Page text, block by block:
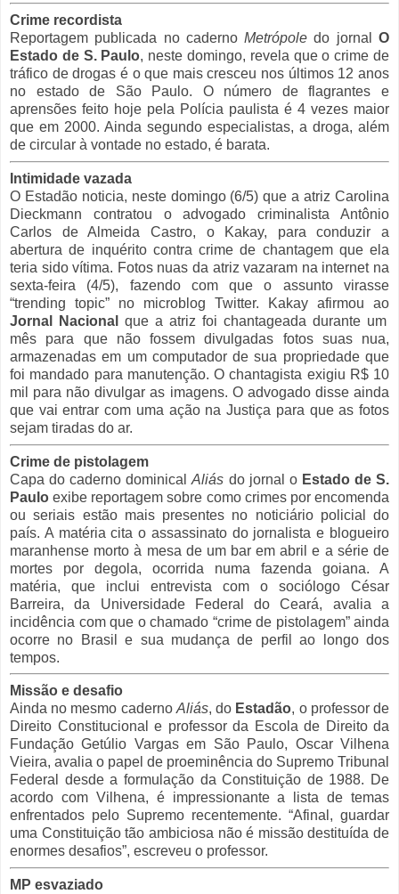
Crime recordista
Reportagem publicada no cadernoMetrópole do jornalO
Estado de S. Paulo, neste domingo, revela que o crime de
tráfico de drogas é o que mais cresceu nos últimos 12 anos
no estado de São Paulo. O número de flagrantes e
aprensões feito hoje pela Polícia paulista é 4 vezes maior
que em 2000. Ainda segundo especialistas, a droga, além
de circular à vontade no estado, é barata.
Intimidade vazada
O Estadão noticia, neste domingo (6/5) que a atriz Carolina
Dieckmann contratou o advogado criminalista Antônio
Carlos de Almeida Castro, o Kakay, para conduzir a
abertura de inquérito contra crime de chantagem que ela
teria sido vítima. Fotos nuas da atriz vazaram na internet na
sexta-feira (4/5), fazendo com que o assunto virasse
“trending topic” no microblog Twitter. Kakay afirmou ao
Jornal Nacional
que a atriz foi chantageada durante um
mês para que não fossem divulgadas fotos suas nua,
armazenadas em um computador de sua propriedade que
foi mandado para manutenção. O chantagista exigiu R$ 10
mil para não divulgar as imagens. O advogado disse ainda
que vai entrar com uma ação na Justiça para que as fotos
sejam tiradas do ar.
Crime de pistolagem
Capa do caderno dominicalAliás do jornal o Estado de S.
Paulo exibe reportagem sobre como crimes por encomenda
ou seriais estão mais presentes no noticiário policial do
país. A matéria cita o assassinato do jornalista e blogueiro
maranhense morto à mesa de um bar em abril e a série de
mortes por degola, ocorrida numa fazenda goiana. A
matéria, que inclui entrevista com o sociólogo César
Barreira, da Universidade Federal do Ceará, avalia a
incidência com que o chamado “crime de pistolagem” ainda
ocorre no Brasil e sua mudança de perfil ao longo dos
tempos.
Missão e desafio
Ainda no mesmo caderno Aliás, do Estadão, o professor de
Direito Constitucional e professor da Escola de Direito da
Fundação Getúlio Vargas em São Paulo, Oscar Vilhena
Vieira, avalia o papel de proeminência do Supremo Tribunal
Federal desde a formulação da Constituição de 1988. De
acordo com Vilhena, é impressionante a lista de temas
enfrentados pelo Supremo recentemente. “Afinal, guardar
uma Constituição tão ambiciosa não é missão destituída de
enormes desafios”, escreveu o professor.
MP esvaziado